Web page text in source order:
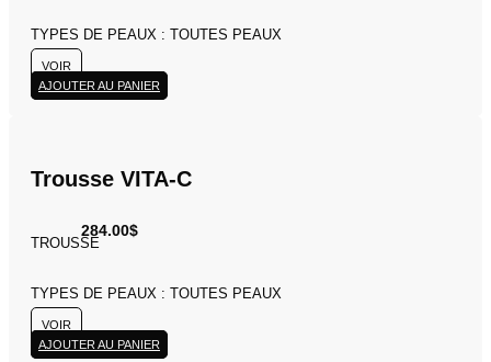
TYPES DE PEAUX : TOUTES PEAUX
VOIR
AJOUTER AU PANIER
Trousse VITA-C
284.00$
TROUSSE
TYPES DE PEAUX : TOUTES PEAUX
VOIR
AJOUTER AU PANIER